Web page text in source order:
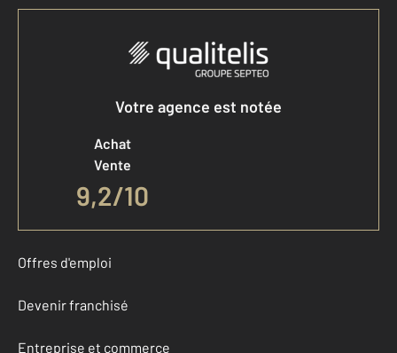
Votre agence est notée
Achat
Vente
9,2/10
Offres d'emploi
Devenir franchisé
Entreprise et commerce